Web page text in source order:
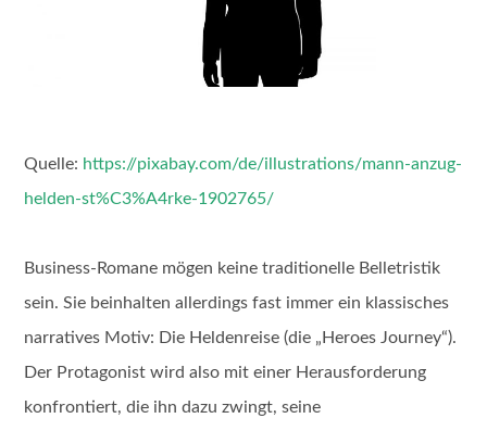
Quelle: https://pixabay.com/de/illustrations/mann-anzug-
helden-st%C3%A4rke-1902765/
Business-Romane mögen keine traditionelle Belletristik
sein. Sie beinhalten allerdings fast immer ein klassisches
narratives Motiv: Die Heldenreise (die „Heroes Journey“).
Der Protagonist wird also mit einer Herausforderung
konfrontiert, die ihn dazu zwingt, seine